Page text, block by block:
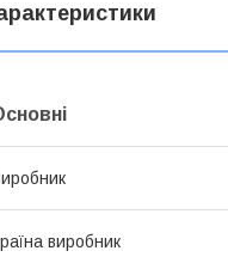
виробник